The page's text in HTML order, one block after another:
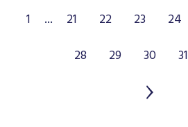
1 ... 21 22 23 24
28
29 30 31